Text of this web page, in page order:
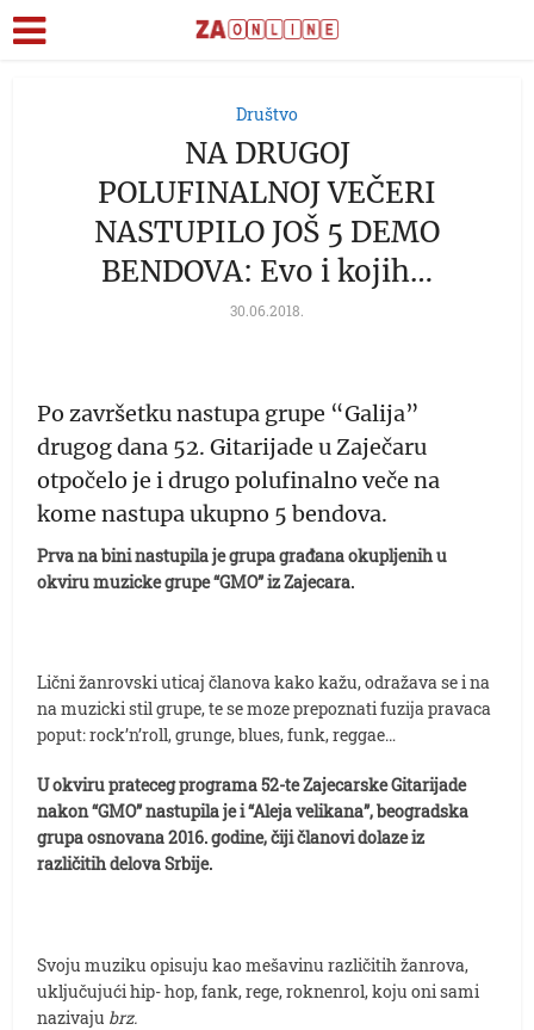
Društvo
NA DRUGOJ
POLUFINALNOJ VEČERI
NASTUPILO JOŠ 5 DEMO
BENDOVA: Evo i kojih…
30.06.2018.
Po završetku nastupa grupe “Galija”
drugog dana 52. Gitarijade u Zaječaru
otpočelo je i drugo polufinalno veče na
kome nastupa ukupno 5 bendova.
Prva na bini nastupila je grupa građana okupljenih u
okviru muzicke grupe “GMO” iz Zajecara.
Lični žanrovski uticaj članova kako kažu, odražava se i na
na muzicki stil grupe, te se moze prepoznati fuzija pravaca
poput: rock’n’roll, grunge, blues, funk, reggae…
U okviru prateceg programa 52-te Zajecarske Gitarijade
nakon “GMO” nastupila je i “Aleja velikana”, beogradska
grupa osnovana 2016. godine, čiji članovi dolaze iz
različitih delova Srbije.
Svoju muziku opisuju kao mešavinu različitih žanrova,
uključujući hip- hop, fank, rege, roknenrol, koju oni sami
nazivaju brz.